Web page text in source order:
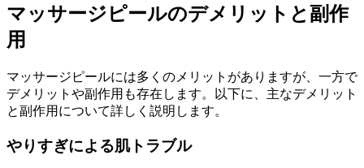
マッサージピールのデメリットと副作
用
マッサージピールには多くのメリットがありますが、一方で
デメリットや副作用も存在します。以下に、主なデメリット
と副作用について詳しく説明します。
やりすぎによる肌トラブル